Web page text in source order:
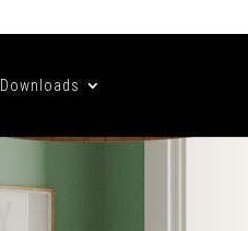
Downloads